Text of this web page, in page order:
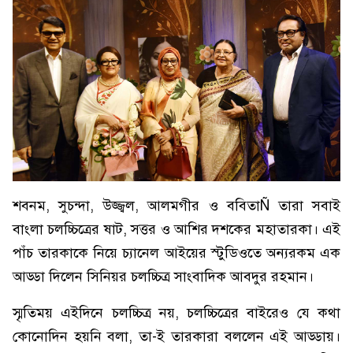
শবনম, সুচন্দা, উজ্জ্বল, আলমগীর ও ববিতাÑ তারা সবাই
বাংলা চলচ্চিত্রের ষাট, সত্তর ও আশির দশকের মহাতারকা। এই
পাঁচ তারকাকে নিয়ে চ্যানেল আইয়ের স্টুডিওতে অন্যরকম এক
আড্ডা দিলেন সিনিয়র চলচ্চিত্র সাংবাদিক আবদুর রহমান।
স্মৃতিময় এইদিনে চলচ্চিত্র নয়, চলচ্চিত্রের বাইরেও যে কথা
কোনোদিন হয়নি বলা, তা-ই তারকারা বললেন এই আড্ডায়।